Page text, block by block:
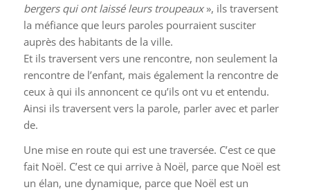
bergers qui ont laissé leurs troupeaux», ils traversent
la méfiance que leurs paroles pourraient susciter
auprès des habitants de la ville.
Et ils traversent vers une rencontre, non seulement la
rencontre de l’enfant, mais également la rencontre de
ceux à qui ils annoncent ce qu’ils ont vu et entendu.
Ainsi ils traversent vers la parole, parler avec et parler
de.
Une mise en route qui est une traversée. C’est ce que
fait Noël. C’est ce qui arrive à Noël, parce que Noël est
un élan, une dynamique, parce que Noël est un